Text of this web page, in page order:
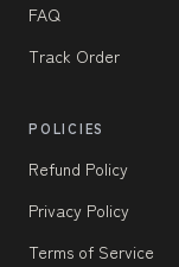
FAQ
Track Order
POLICIES
Refund Policy
Privacy Policy
Terms of Service